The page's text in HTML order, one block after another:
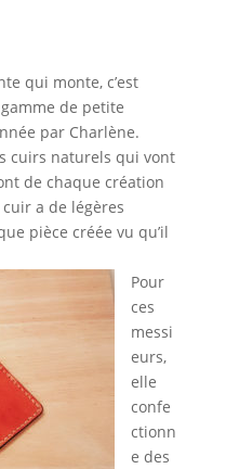
qui monte, c’est
de petite
par Charlène.
cuirs naturels qui vont
de chaque création
a de légères
pièce créée vu qu’il
Pour
ces
messi
eurs,
elle
confe
ctionn
e des